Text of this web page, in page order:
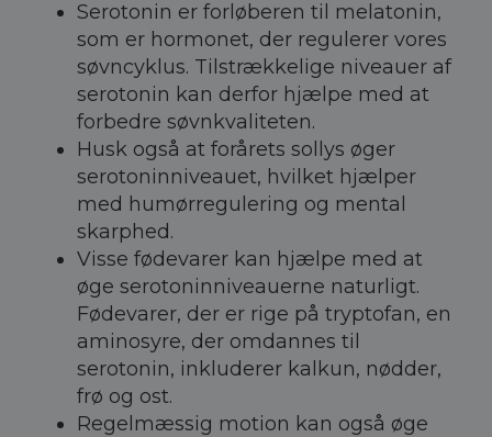
Serotonin er forløberen til melatonin,
som er hormonet, der regulerer vores
søvncyklus. Tilstrækkelige niveauer af
serotonin kan derfor hjælpe med at
forbedre søvnkvaliteten.
Husk også at forårets sollys øger
serotoninniveauet, hvilket hjælper
med humørregulering og mental
skarphed.
Visse fødevarer kan hjælpe med at
øge serotoninniveauerne naturligt.
Fødevarer, der er rige på tryptofan, en
aminosyre, der omdannes til
serotonin, inkluderer kalkun, nødder,
frø og ost.
Regelmæssig motion kan også øge